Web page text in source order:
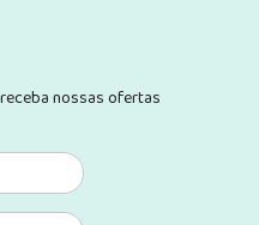
nossas ofertas